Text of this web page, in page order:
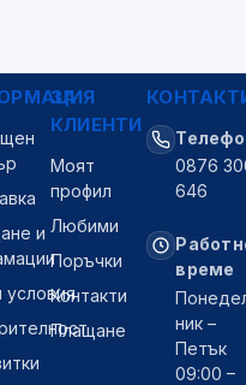
и
ЗА
КЛИЕНТИ
Моят
профил
Любими
Поръчки
Контакти
Плащане
0876
646
време
ник –
Петък
09:00 –